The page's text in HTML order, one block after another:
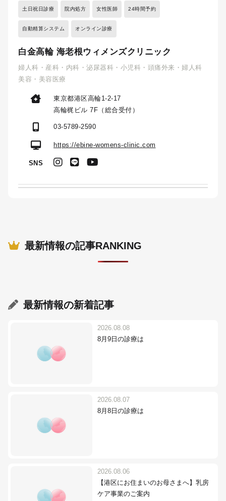
土日祝日診療 院内処方 女性医師 24時間予約
自動精算システム オンライン診療
白金高輪 海老根ウィメンズクリニック
婦人科・産科・内科・泌尿器科・小児科・頭痛外来・婦人科
美容・美容医療
東京都港区高輪1-2-17
高輪梶ビル 7F（総合受付）
03-5789-2590
https://ebine-womens-clinic.com
SNS
最新情報の記事RANKING
最新情報の新着記事
2026.08.08
8月9日の診療は
2026.08.07
8月8日の診療は
2026.08.06
【港区にお住まいのお母さまへ】乳房
ケア事業のご案内